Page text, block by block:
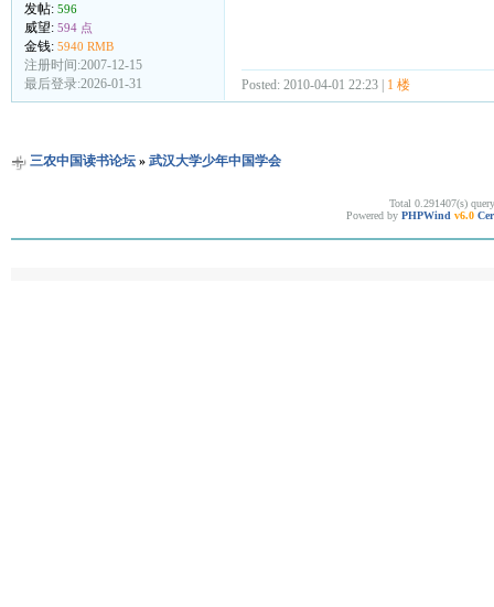
发帖: 596
威望: 594 点
金钱: 5940 RMB
注册时间:2007-12-15
最后登录:2026-01-31
Posted: 2010-04-01 22:23 | 1 楼
三农中国读书论坛» 武汉大学少年中国学会
Total 0.291407(s)
Powered by PHPWind v6.0